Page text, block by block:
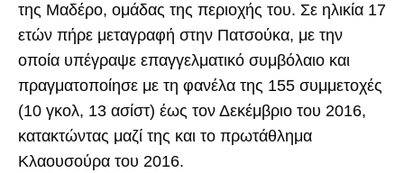
της Μαδέρο, ομάδας της περιοχής του. Σε ηλικία 17
ετών πήρε μεταγραφή στην Πατσούκα, με την
οποία υπέγραψε επαγγελματικό συμβόλαιο και
πραγματοποίησε με τη φανέλα της 155 συμμετοχές
(10 γκολ, 13 ασίστ) έως τον Δεκέμβριο του 2016,
κατακτώντας μαζί της και το πρωτάθλημα
Κλαουσούρα του 2016.